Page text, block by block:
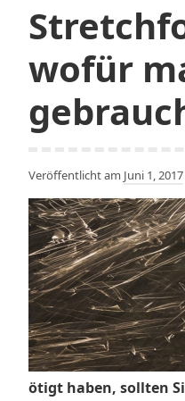
wofür
Veröffentlicht am Juni 1, 2017
ötigt haben, sollten